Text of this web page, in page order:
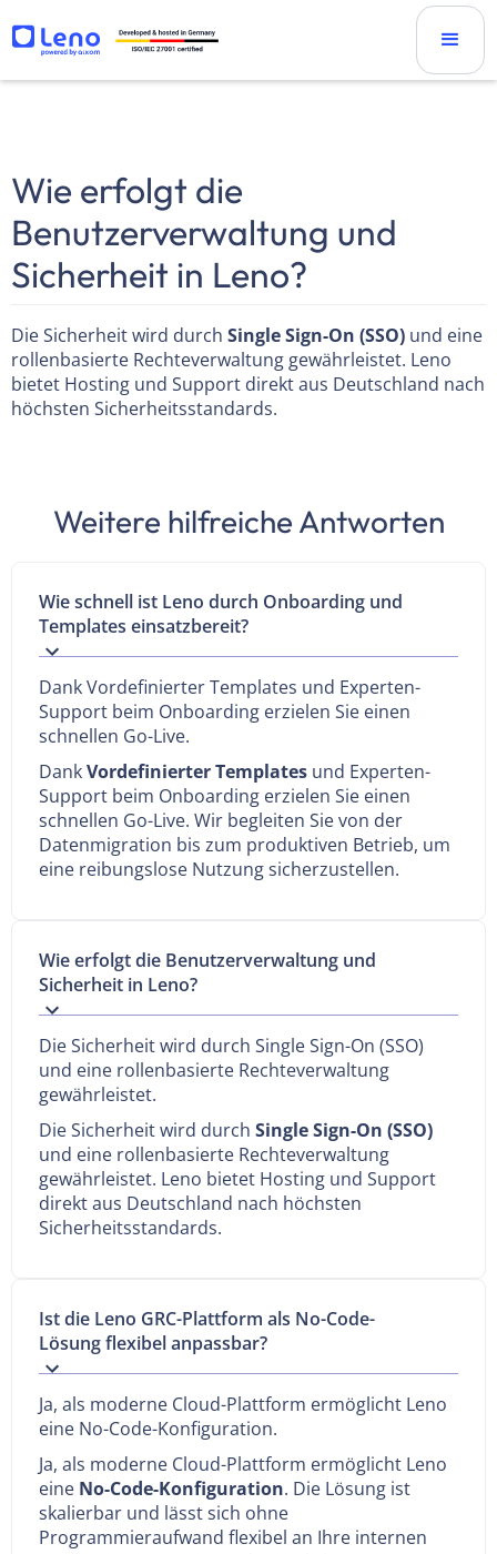
Wie erfolgt die
Benutzerverwaltung und
Sicherheit in Leno?
Die Sicherheit wird durch Single Sign-On (SSO) und eine
rollenbasierte Rechteverwaltung gewährleistet. Leno
bietet Hosting und Support direkt aus Deutschland nach
höchsten Sicherheitsstandards.
Weitere hilfreiche Antworten
Wie schnell ist Leno durch Onboarding und
Templates einsatzbereit?
Dank Vordefinierter Templates und Experten-
Support beim Onboarding erzielen Sie einen
schnellen Go-Live.
DankVordefinierter Templates und Experten-
Support beim Onboarding erzielen Sie einen
schnellen Go-Live. Wir begleiten Sie von der
Datenmigration bis zum produktiven Betrieb, um
eine reibungslose Nutzung sicherzustellen.
Wie erfolgt die Benutzerverwaltung und
Sicherheit in Leno?
Die Sicherheit wird durch Single Sign-On (SSO)
und eine rollenbasierte Rechteverwaltung
gewährleistet.
Die Sicherheit wird durch Single Sign-On (SSO)
und eine rollenbasierte Rechteverwaltung
gewährleistet. Leno bietet Hosting und Support
direkt aus Deutschland nach höchsten
Sicherheitsstandards.
Ist die Leno GRC-Plattform als No-Code-
Lösung flexibel anpassbar?
Ja, als moderne Cloud-Plattform ermöglicht Leno
eine No-Code-Konfiguration.
Ja, als moderne Cloud-Plattform ermöglicht Leno
eine No-Code-Konfiguration. Die Lösung ist
skalierbar und lässt sich ohne
Programmieraufwand flexibel an Ihre internen